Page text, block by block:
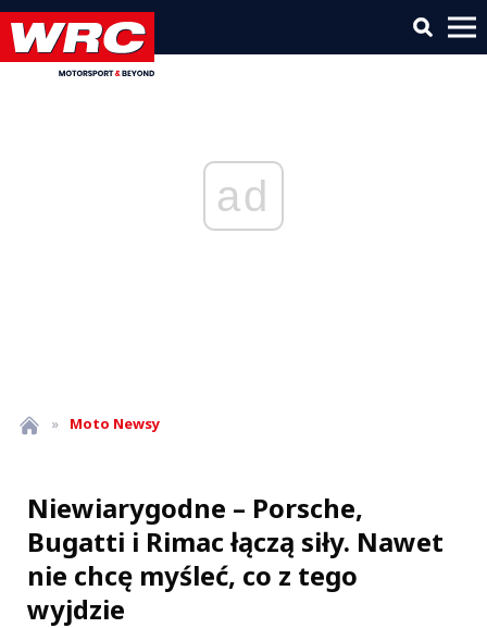
ad
» Moto Newsy
Niewiarygodne – Porsche,
Bugatti i Rimac łączą siły. Nawet
nie chcę myśleć, co z tego
wyjdzie